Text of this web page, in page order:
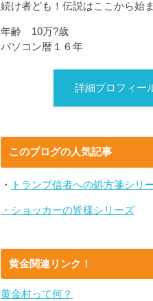
続け者ども！伝説はここから始
年齢 10万?歳
パソコン暦１６年
詳細プロフィー
このブログの人気記事
・ トランプ信者への処方箋シ
・ショッカーの皆様シリーズ
黄金関連リンク！
黄金村って何？